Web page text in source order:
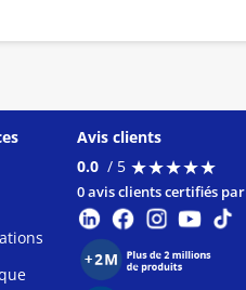
Avis clients
0.0 / 5 ★★★★★
★★★★★
0 avis clients certifiés par